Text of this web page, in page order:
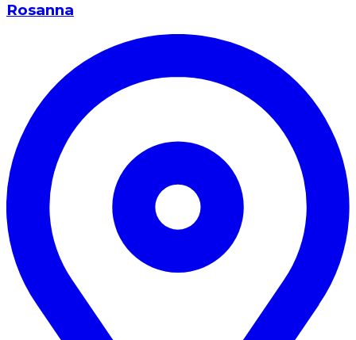
Rosanna